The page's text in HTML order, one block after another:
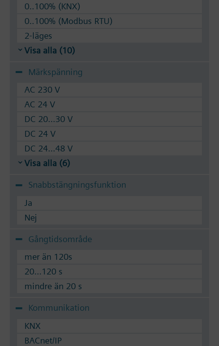
0..100% (KNX)
0..100% (Modbus RTU)
2-läges
Visa alla (10)
Märkspänning
AC 230 V
AC 24 V
DC 20...30 V
DC 24 V
DC 24...48 V
Visa alla (6)
Snabbstängningsfunktion
Ja
Nej
Gångtidsområde
mer än 120s
20...120 s
mindre än 20 s
Kommunikation
KNX
BACnet/IP